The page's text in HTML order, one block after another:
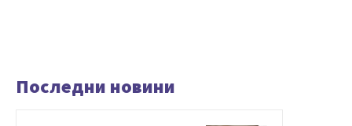
Последни новини